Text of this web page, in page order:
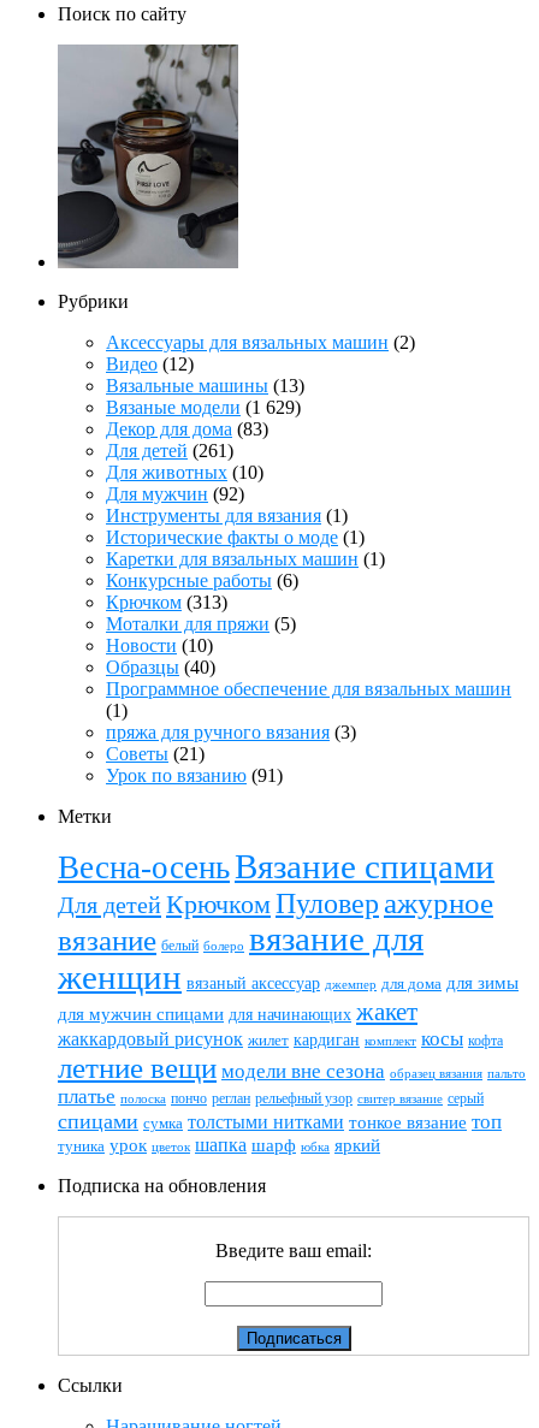
Поиск по сайту
Рубрики
Аксессуары для вязальных машин (2)
Видео (12)
Вязальные машины (13)
Вязаные модели (1 629)
Декор для дома (83)
Для детей (261)
Для животных (10)
Для мужчин (92)
Инструменты для вязания (1)
Исторические факты о моде (1)
Каретки для вязальных машин (1)
Конкурсные работы (6)
Крючком (313)
Моталки для пряжи (5)
Новости (10)
Образцы (40)
Программное обеспечение для вязальных машин
(1)
пряжа для ручного вязания (3)
Советы (21)
Урок по вязанию (91)
Метки
Весна-осеньВязание спицами
Для детейКрючкомПуловер ажурное
вязание белый болеро вязание для
женщин вязаный аксессуар джемпер для дома для зимы
для мужчин спицами для начинающих жакет
жаккардовый рисунок жилет кардиган комплект косы кофта
летние вещи модели вне сезона образец вязания пальто
платье полоска пончо реглан рельефный узор свитер вязание серый
спицами сумка толстыми нитками тонкое вязание топ
туника урок цветок шапка шарф юбка яркий
Подписка на обновления
Введите ваш email:
Ссылки